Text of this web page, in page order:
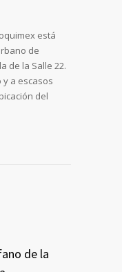
está
de
de la Salle 22.
y a escasos
del
de la